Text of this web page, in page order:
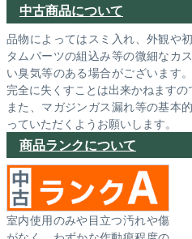
中古商品について
品物によってはスミ入れ、外観や
タムパーツの組込み等の微細なカ
い臭気等のある場合がございます
完全に失くすことは出来かねますの
また、マガジンガス漏れ等の基本
っていただくようお願いします。
商品ランクについて
室内使用のみや目立つ汚れや傷